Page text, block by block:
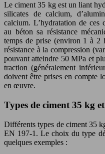
Le ciment 35 kg est un liant
silicates de calcium,
calcium. L’hydratation de ces
au béton sa résistance
temps de prise (environ 1 à 2
résistance à la compression
pouvant atteindre 50 MPa et
traction (généralement
doivent être prises en compte
en œuvre.
Types de ciment 35 kg
Différents types de ciment 35
EN 197-1. Le choix du type
quelques exemples :